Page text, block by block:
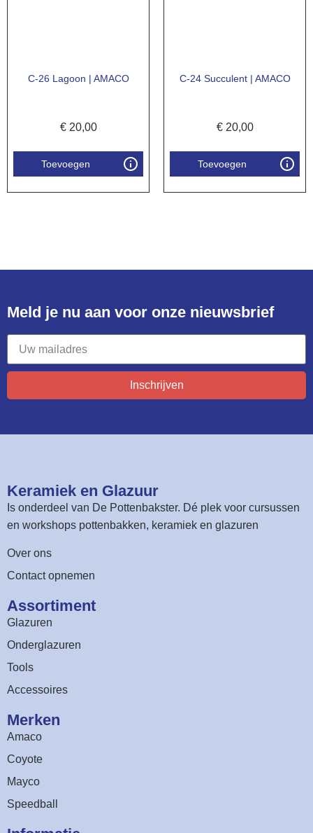
C-26 Lagoon | AMACO
€20,00
Toevoegen
C-24 Succulent | AMACO
€20,00
Toevoegen
Meld je nu aan voor onze nieuwsbrief​
Inschrijven
Keramiek en Glazuur​
Is onderdeel van De Pottenbakster. Dé plek voor cursussen
en workshops pottenbakken, keramiek en glazuren
Over ons
Contact opnemen
Assortiment​
Glazuren
Onderglazuren
Tools
Accessoires
Merken
Amaco
Coyote
Mayco
Speedball